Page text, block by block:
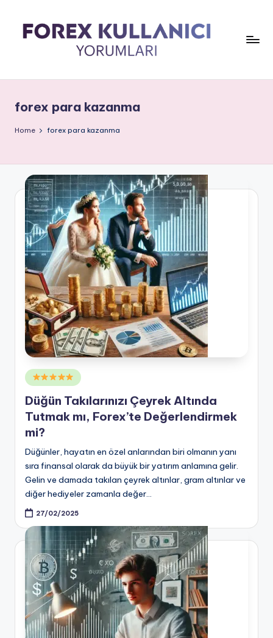
forex para kazanma
Home forex para kazanma
Posted
in
Düğün Takılarınızı Çeyrek Altında
Tutmak mı, Forex’te Değerlendirmek
mi?
Düğünler, hayatın en özel anlarından biri olmanın yanı
sıra finansal olarak da büyük bir yatırım anlamına gelir.
Gelin ve damada takılan çeyrek altınlar, gram altınlar ve
diğer hediyeler zamanla değer…
27/02/2025